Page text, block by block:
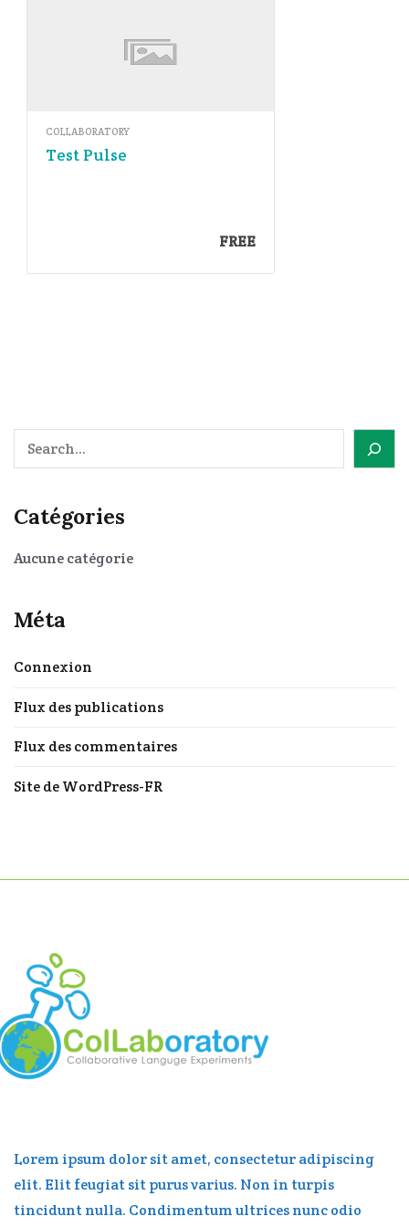
COLLABORATORY
Test Pulse
FREE
Rechercher
Catégories
Aucune catégorie
Méta
Connexion
Flux des publications
Flux des commentaires
Site de WordPress-FR
Lorem ipsum dolor sit amet, consectetur adipiscing
elit. Elit feugiat sit purus varius. Non in turpis
tincidunt nulla. Condimentum ultrices nunc odio